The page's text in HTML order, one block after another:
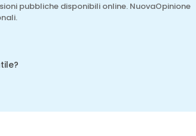
pubbliche disponibili online. NuovaOpinione